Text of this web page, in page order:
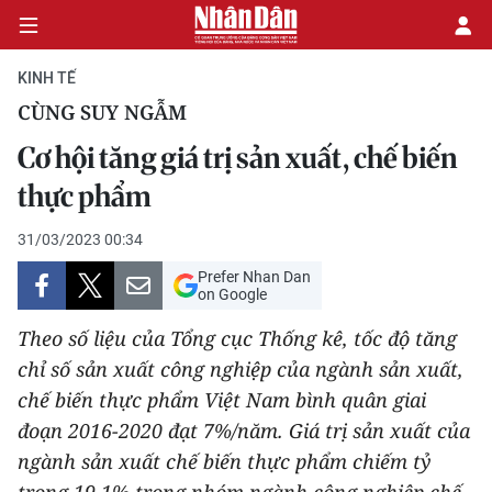
CHÍNH TRỊ
KINH TẾ
VĂN HÓA
XÃ HỘI
PHÁP LUẬT
DU LỊCH
THẾ GIỚI
KINH TẾ
CÙNG SUY NGẪM
Cơ hội tăng giá trị sản xuất, chế biến
thực phẩm
31/03/2023 00:34
Prefer Nhan Dan
on Google
Theo số liệu của Tổng cục Thống kê, tốc độ tăng
chỉ số sản xuất công nghiệp của ngành sản xuất,
chế biến thực phẩm Việt Nam bình quân giai
đoạn 2016-2020 đạt 7%/năm. Giá trị sản xuất của
ngành sản xuất chế biến thực phẩm chiếm tỷ